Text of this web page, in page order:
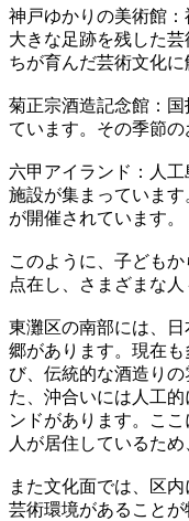
神戸ゆかりの美術館
大きな足跡を残した
ちが育んだ芸術文化に
菊正宗酒造記念館：
ています。その季節の
六甲アイランド：人
施設が集まっていま
が開催されています。
このように、子ども
点在し、さまざまな人
東灘区の南部には、
郷があります。現在
び、伝統的な酒造り
た、沖合いには人工
ンドがあります。こ
人が居住しているた
また文化面では、区
芸術環境があること